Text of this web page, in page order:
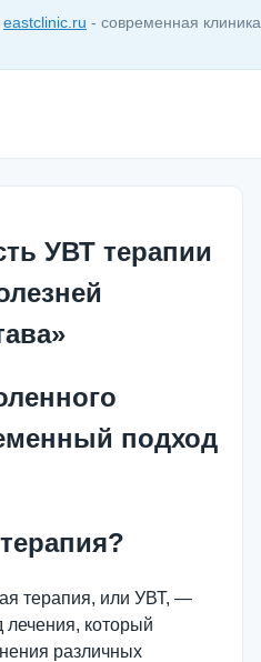
eastclinic.ru - современная клиника
УВТ терапии
подход
терапия, или УВТ, —
который
различных